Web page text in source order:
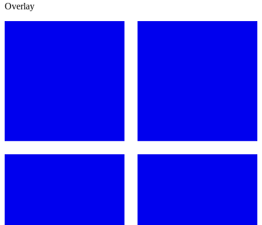
Overlay